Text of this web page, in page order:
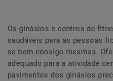
Os ginásios e centros de
saudáveis para as pessoas
se bem consigo mesmas.
adequado para a atividade
pavimentos dos ginásios